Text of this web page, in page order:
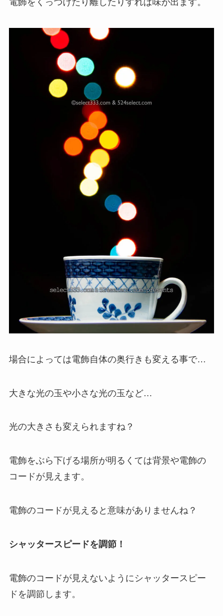
電飾をくっつけたり離したりすれば味が出ます。
場合によっては電飾自体の奥行きも変える事で…
大きな光の玉や小さな光の玉など…
光の大きさも変えられますね？
電飾をぶら下げる場所が明るくては背景や電飾の
コードが見えます。
電飾のコードが見えると意味がありませんね？
シャッタースピードを調節！
電飾のコードが見えないようにシャッタースピー
ドを調節します。